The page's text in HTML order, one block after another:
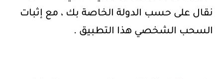
نقال على حسب الدولة الخاصة بك ، مع إثبات
السحب الشخصي هذا التطبيق .